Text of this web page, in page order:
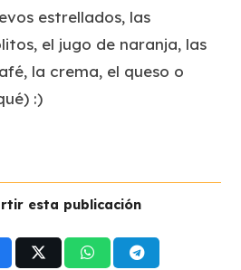
estrellados, las
el jugo de naranja, las
la crema, el queso o
:)
esta publicación